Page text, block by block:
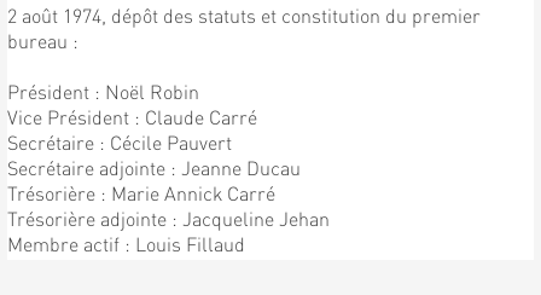
2 août 1974, dépôt des statuts et constitution du premier
bureau :
Président : Noël Robin
Vice Président : Claude Carré
Secrétaire : Cécile Pauvert
Secrétaire adjointe : Jeanne Ducau
Trésorière : Marie Annick Carré
Trésorière adjointe : Jacqueline Jehan
Membre actif : Louis Fillaud